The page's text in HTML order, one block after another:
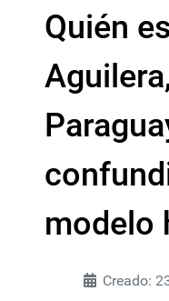
Quién
modelo
Creado: